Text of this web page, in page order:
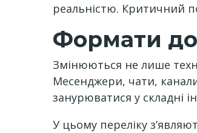
реальністю. Критичний
Формати
Змінюються не лише
Месенджери, чати,
занурюватися у складні
У цьому переліку